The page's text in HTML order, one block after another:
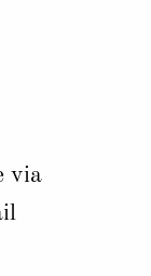
via